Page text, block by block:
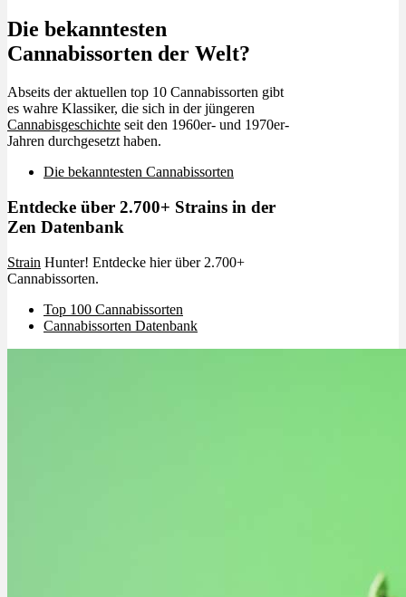
Die bekanntesten
Cannabissorten der Welt?
Abseits der aktuellen top 10 Cannabissorten gibt
es wahre Klassiker, die sich in der jüngeren
Cannabisgeschichte seit den 1960er- und 1970er-
Jahren durchgesetzt haben.
Die bekanntesten Cannabissorten
Entdecke über 2.700+ Strains in der
Zen Datenbank
Strain Hunter! Entdecke hier über 2.700+
Cannabissorten.
Top 100 Cannabissorten
Cannabissorten Datenbank